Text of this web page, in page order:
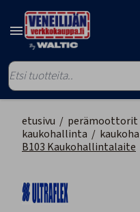
etusivu / perämoottorit
kaukohallinta /
B103 Kaukohallintalaite